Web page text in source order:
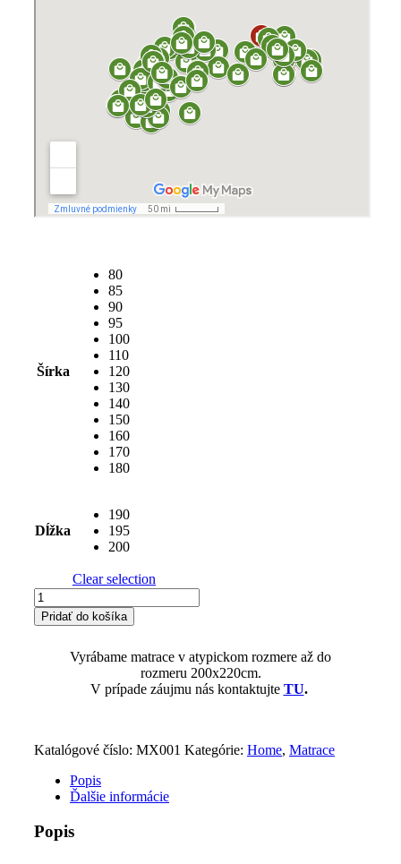
Šírka
80
85
90
95
100
110
120
130
140
150
160
170
180
Dĺžka
190
195
200
Clear selection
množstvo
Luxusný
kvalitný
URANUS
Pridať do košíka
Vyrábame matrace v atypickom rozmere až do
rozmeru 200x220cm.
V prípade záujmu nás kontaktujte TU.
Katalógové číslo: MX001 Kategórie: Home, Matrace
Popis
Ďalšie informácie
Popis